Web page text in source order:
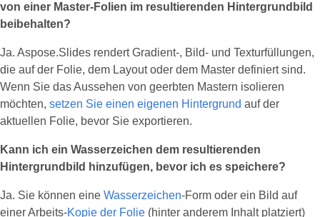
von einer Master‑Folien im resultierenden Hintergrundbild
beibehalten?
Ja. Aspose.Slides rendert Gradient‑, Bild‑ und Texturfüllungen,
die auf der Folie, dem Layout oder dem Master definiert sind.
Wenn Sie das Aussehen von geerbten Mastern isolieren
möchten, setzen Sie einen eigenen Hintergrund auf der
aktuellen Folie, bevor Sie exportieren.
Kann ich ein Wasserzeichen dem resultierenden
Hintergrundbild hinzufügen, bevor ich es speichere?
Ja. Sie können eine Wasserzeichen‑Form oder ein Bild auf
einer Arbeits‑Kopie der Folie (hinter anderem Inhalt platziert)